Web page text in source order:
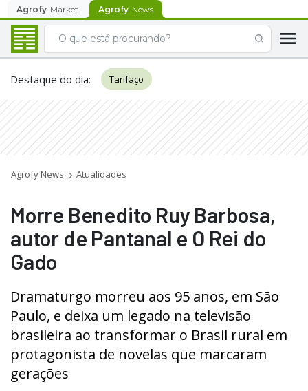
Agrofy Market Agrofy News
Destaque do dia: Tarifaço
Agrofy News Atualidades
Morre Benedito Ruy Barbosa,
autor de Pantanal e O Rei do
Gado
Dramaturgo morreu aos 95 anos, em São
Paulo, e deixa um legado na televisão
brasileira ao transformar o Brasil rural em
protagonista de novelas que marcaram
gerações